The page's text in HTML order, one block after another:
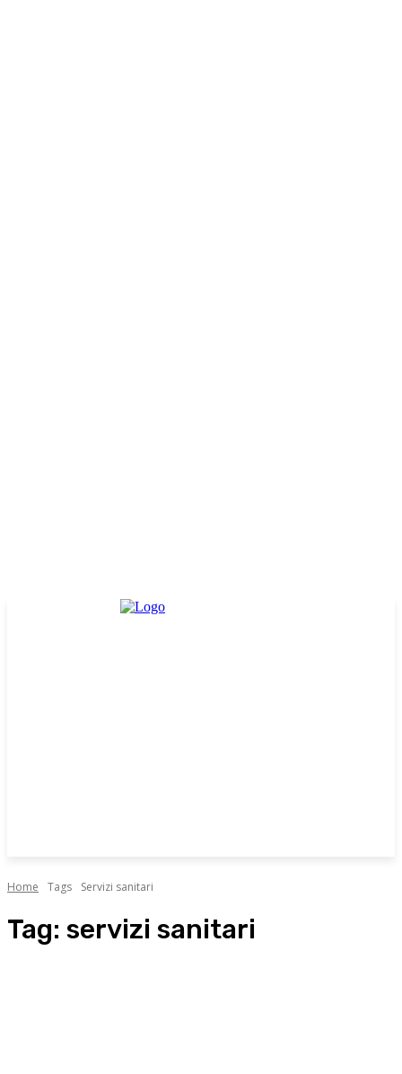
Home Tags Servizi sanitari
Tag: servizi sanitari